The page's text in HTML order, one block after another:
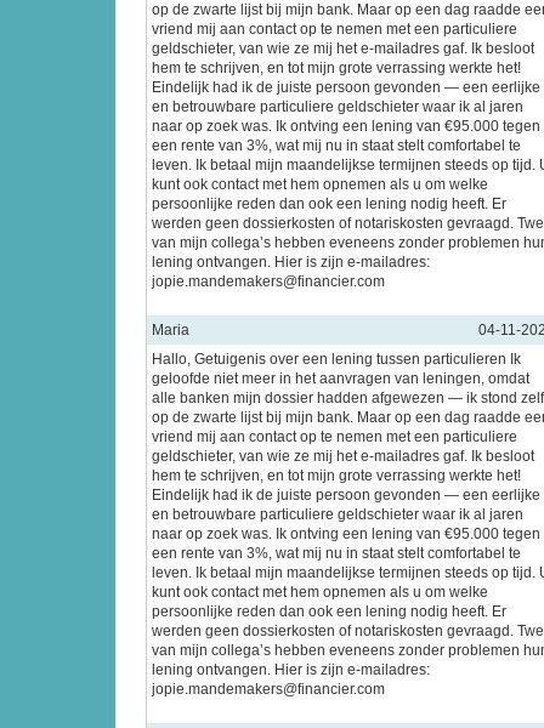
op de zwarte lijst bij mijn bank. Maar op een dag raadde
vriend mij aan contact op te nemen met een particuliere
geldschieter, van wie ze mij het e-mailadres gaf. Ik besloot
hem te schrijven, en tot mijn grote verrassing werkte het!
Eindelijk had ik de juiste persoon gevonden — een eerlijke
en betrouwbare particuliere geldschieter waar ik al jaren
naar op zoek was. Ik ontving een lening van €95.000 tegen
een rente van 3%, wat mij nu in staat stelt comfortabel te
leven. Ik betaal mijn maandelijkse termijnen steeds op tijd.
kunt ook contact met hem opnemen als u om welke
persoonlijke reden dan ook een lening nodig heeft. Er
werden geen dossierkosten of notariskosten gevraagd.
van mijn collega’s hebben eveneens zonder problemen
lening ontvangen. Hier is zijn e-mailadres:
jopie.mandemakers@financier.com
Maria
04-11-
Hallo, Getuigenis over een lening tussen particulieren Ik
geloofde niet meer in het aanvragen van leningen, omdat
alle banken mijn dossier hadden afgewezen — ik stond
op de zwarte lijst bij mijn bank. Maar op een dag raadde
vriend mij aan contact op te nemen met een particuliere
geldschieter, van wie ze mij het e-mailadres gaf. Ik besloot
hem te schrijven, en tot mijn grote verrassing werkte het!
Eindelijk had ik de juiste persoon gevonden — een eerlijke
en betrouwbare particuliere geldschieter waar ik al jaren
naar op zoek was. Ik ontving een lening van €95.000 tegen
een rente van 3%, wat mij nu in staat stelt comfortabel te
leven. Ik betaal mijn maandelijkse termijnen steeds op tijd.
kunt ook contact met hem opnemen als u om welke
persoonlijke reden dan ook een lening nodig heeft. Er
werden geen dossierkosten of notariskosten gevraagd.
van mijn collega’s hebben eveneens zonder problemen
lening ontvangen. Hier is zijn e-mailadres:
jopie.mandemakers@financier.com